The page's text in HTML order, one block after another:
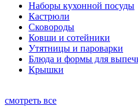
Наборы кухонной посуды
Кастрюли
Сковороды
Ковши и сотейники
Утятницы и пароварки
Блюда и формы для
Крышки
смотреть все